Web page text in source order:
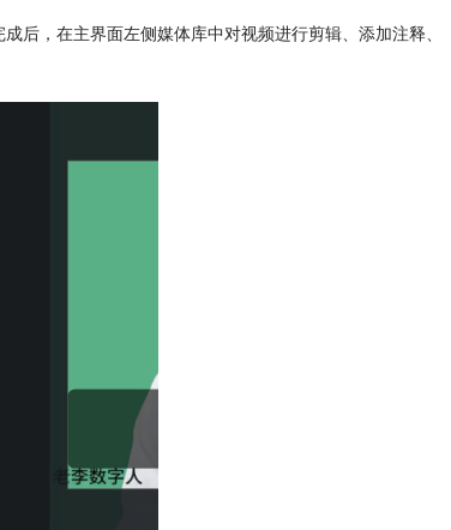
后，在主界面左侧媒体库中对视频进行剪辑、添加注释、